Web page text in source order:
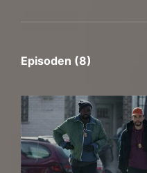
Episoden (8)